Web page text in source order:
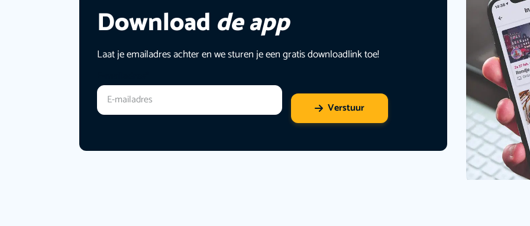
Download de app
Laat je emailadres achter en we sturen je een gratis downloadlink toe!
Verstuur